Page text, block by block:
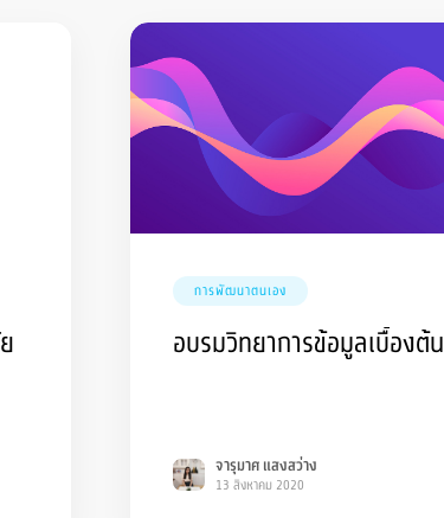
การพัฒนาตนเอง
อบรมวิทยาการข้อมูลเบื้องต้น
จารุมาศ แสงสว่าง
13 สิงหาคม 2020